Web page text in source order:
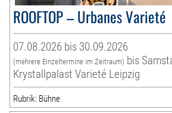
ROOFTOP – Urbanes Varieté
07.08.2026 bis 30.09.2026
(mehrere Einzeltermine im Zeitraum) bis
Krystallpalast Varieté Leipzig
Rubrik: Bühne